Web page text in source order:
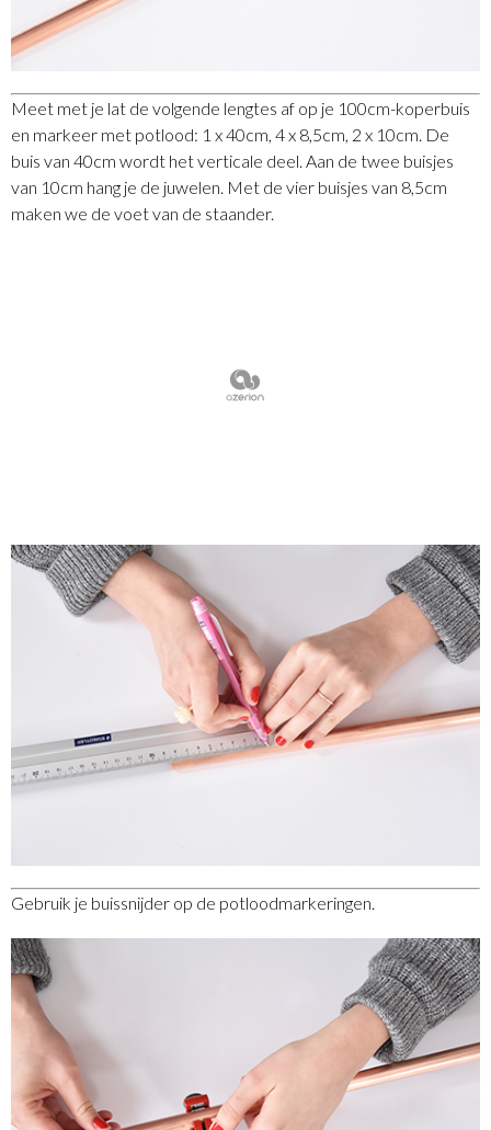
Meet met je lat de volgende lengtes af op je 100cm-koperbuis
en markeer met potlood: 1 x 40cm, 4 x 8,5cm, 2 x 10cm. De
buis van 40cm wordt het verticale deel. Aan de twee buisjes
van 10cm hang je de juwelen. Met de vier buisjes van 8,5cm
maken we de voet van de staander.
Gebruik je buissnijder op de potloodmarkeringen.